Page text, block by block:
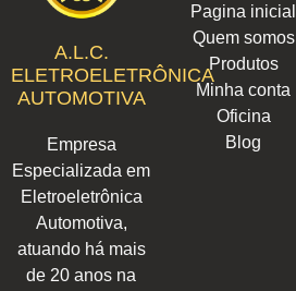
A.L.C.
ELETROELETRÔNICA
AUTOMOTIVA
Empresa
Especializada em
Eletroeletrônica
Automotiva,
atuando há mais
de 20 anos na
Pagina inicial
Quem somos
Produtos
Minha conta
Oficina
Blog